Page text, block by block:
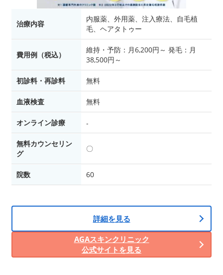
治療内容
内服薬、外用薬、注入療法、自毛植
毛、ヘアタトゥー
費用例（税込）
維持・予防：月6,200円～ 発毛：月
38,500円～
初診料・再診料 無料
血液検査 無料
オンライン診療 ‐
無料カウンセリン
グ
〇
院数 60
詳細を見る
AGAスキンクリニック
公式サイトを見る